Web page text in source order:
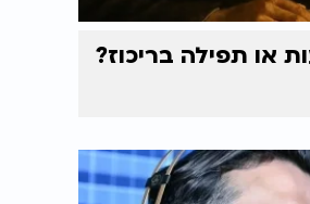
או תפילה בריכוז?